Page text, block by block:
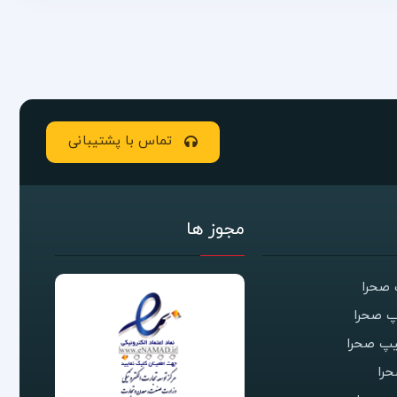
تماس با پشتیبانی
صحرا
صحرا
صحرا
مجوز ها